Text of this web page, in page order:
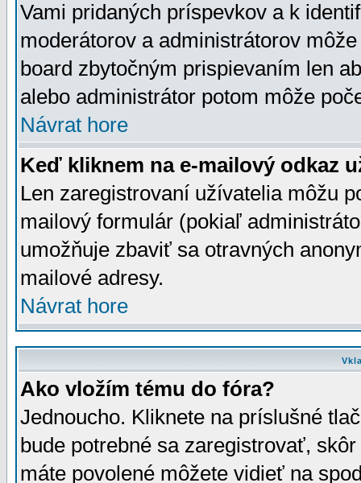
Vami pridaných príspevkov a k
moderátorov a administrátorov
board zbytočným prispievaním len
alebo administrátor potom môže
Návrat hore
Keď kliknem na e-mailový odkaz
Len zaregistrovaní užívatelia môžu
mailový formulár (pokiaľ
umožňuje zbaviť sa otravných
mailové adresy.
Návrat hore
Ako vložím tému do fóra?
Jednoucho. Kliknete na príslušné
bude potrebné sa zaregistrovať,
máte povolené môžete vidieť na